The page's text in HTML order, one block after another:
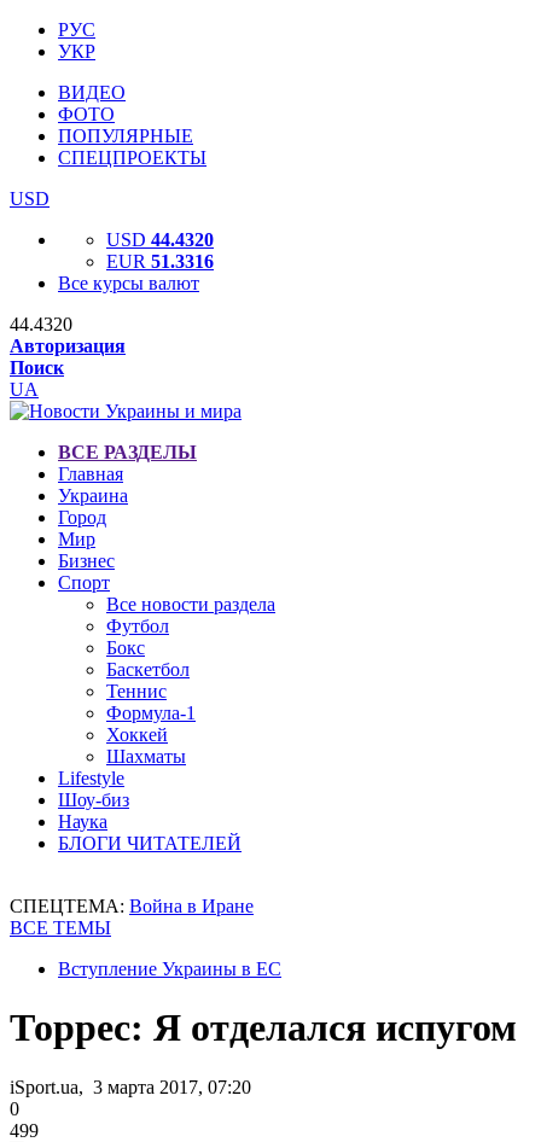
РУС
УКР
ВИДЕО
ФОТО
ПОПУЛЯРНЫЕ
СПЕЦПРОЕКТЫ
USD
USD 44.4320
EUR 51.3316
Все курсы валют
44.4320
Авторизация
Поиск
UA
ВСЕ РАЗДЕЛЫ
Главная
Украина
Город
Мир
Бизнес
Спорт
Все новости раздела
Футбол
Бокс
Баскетбол
Теннис
Формула-1
Хоккей
Шахматы
Lifestyle
Шоу-биз
Наука
БЛОГИ ЧИТАТЕЛЕЙ
СПЕЦТЕМА: Война в Иране
ВСЕ ТЕМЫ
Вступление Украины в ЕС
Торрес: Я отделался испугом
iSport.ua, 3 марта 2017, 07:20
0
499